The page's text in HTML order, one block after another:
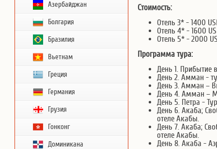
Азербайджан
Болгария
Бразилия
Вьетнам
Греция
Германия
Грузия
Гонконг
Доминикана
Стоимость:
Отель 3* - 1400
Отель 4* - 1600
Отель 5* - 2000
Программа тура:
День 1. Прибытие
День 2. Амман -
День 3. Амман –
День 4. Амман –
День 5. Петра -
День 6. Акаба;
отеле Акабы.
День 7. Акаба;
отеле Акабы.
День 8. Акаба -